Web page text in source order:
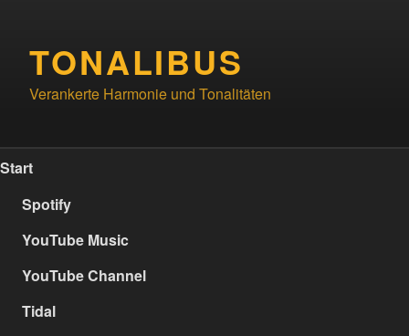
springenTONALIBUS
Verankerte Harmonie und Tonalitäten
Start
Spotify
YouTube Music
YouTube Channel
Tidal